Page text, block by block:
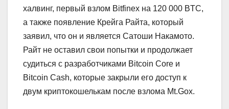
халвинг, первый взлом Bitfinex на 120 000 BTC,
а также появление Крейга Райта, который
заявил, что он и является Сатоши Накамото.
Райт не оставил свои попытки и продолжает
судиться с разработчиками Bitcoin Core и
Bitcoin Cash, которые закрыли его доступ к
двум криптокошелькам после взлома Mt.Gox.